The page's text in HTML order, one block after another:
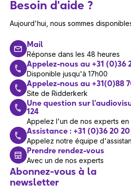
Besoin d'aide ?
Aujourd'hui, nous sommes
Mail
Réponse dans les 48 heures
Appelez-nous au +31 (0)36
Disponible jusqu'à 17h00
Appelez-nous au +31(0)88
Site de Ridderkerk
Une question sur
124
Appelez l'un de nos experts en
Assistance : +31 (0)36 20 20
Appelez notre équipe
Prendre rendez-vous
Avec un de nos experts
Abonnez-vous à la
newsletter